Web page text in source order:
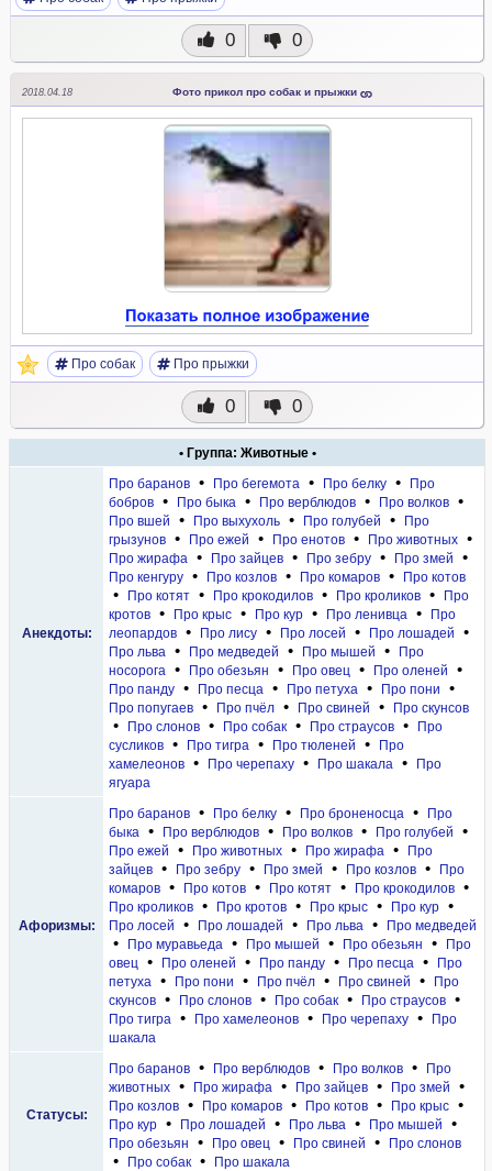
0 0
2018.04.18 Фото прикол про собак и прыжки
Про собак Про прыжки
0 0
• Группа: Животные •
Анекдоты:
Про баранов • Про бегемота • Про белку •
Про
бобров • Про быка • Про верблюдов • Про волков •
Про вшей • Про выхухоль • Про голубей •
Про
грызунов • Про ежей • Про енотов • Про животных •
Про жирафа • Про зайцев • Про зебру • Про змей •
Про кенгуру • Про козлов • Про комаров • Про котов
• Про котят • Про крокодилов • Про кроликов •
Про
кротов • Про крыс • Про кур • Про ленивца •
Про
леопардов • Про лису • Про лосей • Про лошадей •
Про льва • Про медведей • Про мышей •
Про
носорога • Про обезьян • Про овец • Про оленей •
Про панду • Про песца • Про петуха • Про пони •
Про попугаев • Про пчёл • Про свиней • Про скунсов
• Про слонов • Про собак • Про страусов •
Про
сусликов • Про тигра • Про тюленей •
Про
хамелеонов • Про черепаху • Про шакала •
Про
ягуара
Афоризмы:
Про баранов • Про белку • Про броненосца •
Про
быка • Про верблюдов • Про волков • Про голубей •
Про ежей • Про животных • Про жирафа •
Про
зайцев • Про зебру • Про змей • Про козлов •
Про
комаров • Про котов • Про котят • Про крокодилов •
Про кроликов • Про кротов • Про крыс • Про кур •
Про лосей • Про лошадей • Про льва • Про медведей
• Про муравьеда • Про мышей • Про обезьян •
Про
овец • Про оленей • Про панду • Про песца •
Про
петуха • Про пони • Про пчёл • Про свиней •
Про
скунсов • Про слонов • Про собак • Про страусов •
Про тигра • Про хамелеонов • Про черепаху •
Про
шакала
Статусы:
Про баранов • Про верблюдов • Про волков •
Про
животных • Про жирафа • Про зайцев • Про змей •
Про козлов • Про комаров • Про котов • Про крыс •
Про кур • Про лошадей • Про льва • Про мышей •
Про обезьян • Про овец • Про свиней • Про слонов
• Про собак • Про шакала